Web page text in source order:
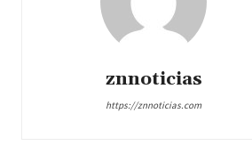
znnoticias
https://znnoticias.com